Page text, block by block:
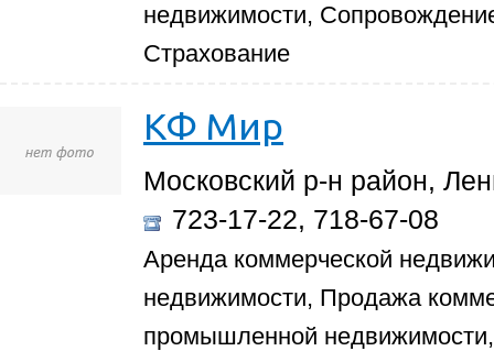
недвижимости,
Страхование
КФ Мир
Московский р-н район,
723-17-22, 718-67-08
Аренда коммерческой
недвижимости, Продажа
промышленной